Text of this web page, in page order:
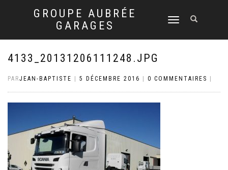
GROUPE AUBRÉE
GARAGES
DÉPLIER
NAVIGATION
4133_20131206111248.JPG
PARJEAN-BAPTISTE 5 DÉCEMBRE 2016 0 COMMENTAIRES